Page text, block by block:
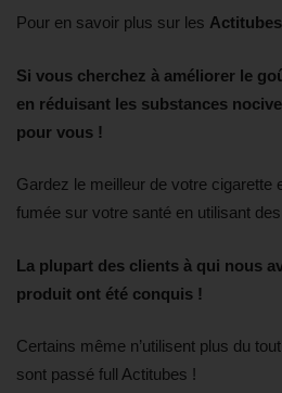
Pour en savoir plus sur les
Si vous cherchez à améliorer le
en réduisant les substances
pour vous !
Gardez le meilleur de votre cigarette
fumée sur votre santé en utilisant
La plupart des clients à qui nous
produit ont été conquis !
Certains même n’utilisent plus du
sont passé full Actitubes !